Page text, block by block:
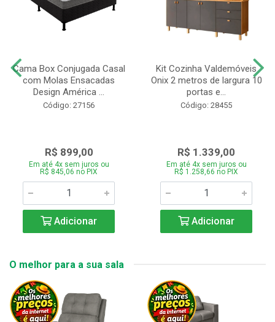
Cama Box Conjugada Casal
com Molas Ensacadas
Design América ...
Código: 27156
R$ 899,00
Em até 4x sem juros ou
R$ 845,06 no PIX
Adicionar
Kit Cozinha Valdemóveis
Onix 2 metros de largura 10
portas e...
Código: 28455
R$ 1.339,00
Em até 4x sem juros ou
R$ 1.258,66 no PIX
Adicionar
O melhor para a sua sala